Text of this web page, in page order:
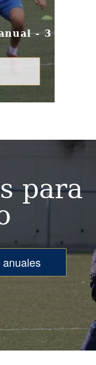
- 3
para